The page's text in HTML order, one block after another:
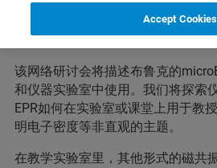
概述
该网络研讨会将描述布鲁克的
和仪器实验室中使用。我们将探索
EPR如何在实验室或课堂上用于教
明电子密度等非直观的主题。
在教学实验室里，其他形式的磁共
Accept Cookies